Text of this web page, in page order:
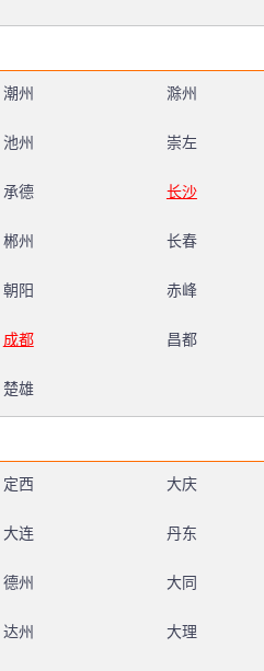
潮州 滁州
池州 崇左
承德 长沙
郴州 长春
朝阳 赤峰
成都 昌都
楚雄
定西 大庆
大连 丹东
德州 大同
达州 大理